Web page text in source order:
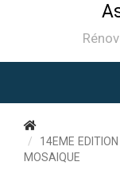
14EME
MOSAIQUE